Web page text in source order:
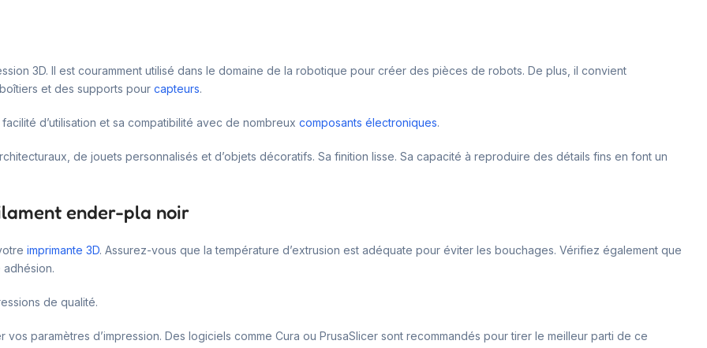
3D. Il est couramment utilisé dans le domaine de la robotique pour créer des pièces de robots. De plus, il convient
et des supports pour capteurs.
d’utilisation et sa compatibilité avec de nombreux composants électroniques.
de jouets personnalisés et d’objets décoratifs. Sa finition lisse. Sa capacité à reproduire des détails fins en font un
ender-pla noir
imprimante 3D. Assurez-vous que la température d’extrusion est adéquate pour éviter les bouchages. Vérifiez également que
de qualité.
paramètres d’impression. Des logiciels comme Cura ou PrusaSlicer sont recommandés pour tirer le meilleur parti de ce